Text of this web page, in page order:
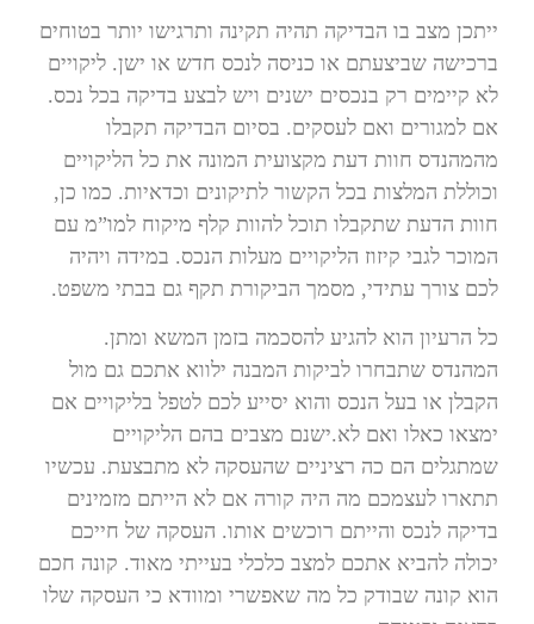
ייתכן מצב בו הבדיקה תהיה תקינה ותרגישו יותר בטוחים
ברכישה שביצעתם או כניסה לנכס חדש או ישן. ליקויים
לא קיימים רק בנכסים ישנים ויש לבצע בדיקה בכל נכס.
אם למגורים ואם לעסקים. בסיום הבדיקה תקבלו
מהמהנדס חוות דעת מקצועית המונה את כל הליקויים
וכוללת המלצות בכל הקשור לתיקונים וכדאיות. כמו כן,
חוות הדעת שתקבלו תוכל להוות קלף מיקוח למו”מ עם
המוכר לגבי קיזוז הליקויים מעלות הנכס. במידה ויהיה
לכם צורך עתידי, מסמך הביקורת תקף גם בבתי משפט.
כל הרעיון הוא להגיע להסכמה בזמן המשא ומתן.
המהנדס שתבחרו לביקות המבנה ילווא אתכם גם מול
הקבלן או בעל הנכס והוא יסייע לכם לטפל בליקויים אם
ימצאו כאלו ואם לא.ישנם מצבים בהם הליקויים
שמתגלים הם כה רציניים שהעסקה לא מתבצעת. עכשיו
תתארו לעצמכם מה היה קורה אם לא הייתם מזמינים
בדיקה לנכס והייתם רוכשים אותו. העסקה של חייכם
יכולה להביא אתכם למצב כלכלי בעייתי מאוד. קונה חכם
הוא קונה שבודק כל מה שאפשרי ומוודא כי העסקה שלו